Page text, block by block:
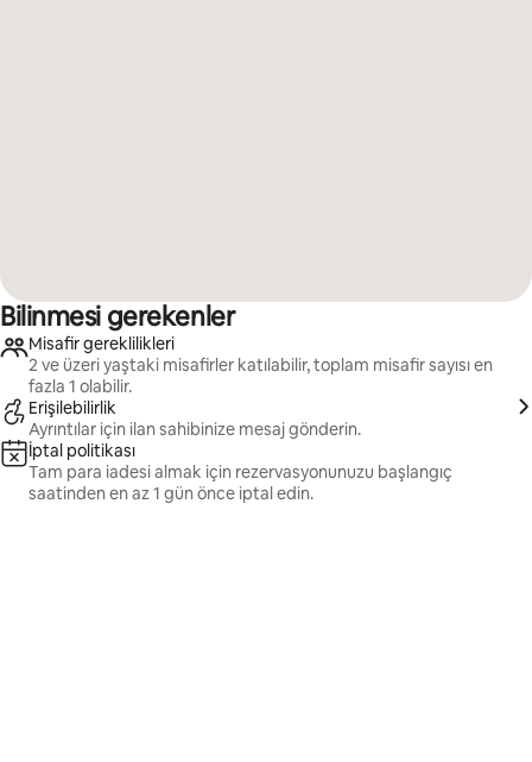
Bilinmesi gerekenler
Misafir gereklilikleri
2 ve üzeri yaştaki misafirler katılabilir, toplam misafir sayısı en
fazla 1 olabilir.
Erişilebilirlik
Ayrıntılar için ilan sahibinize mesaj gönderin.
İptal politikası
Tam para iadesi almak için rezervasyonunuzu başlangıç
saatinden en az 1 gün önce iptal edin.